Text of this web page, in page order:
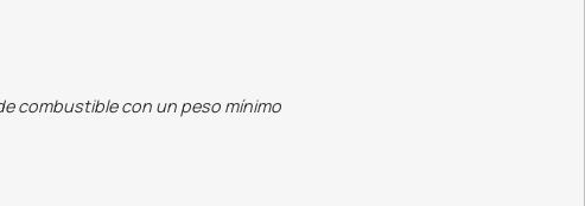
combustible con un peso mínimo